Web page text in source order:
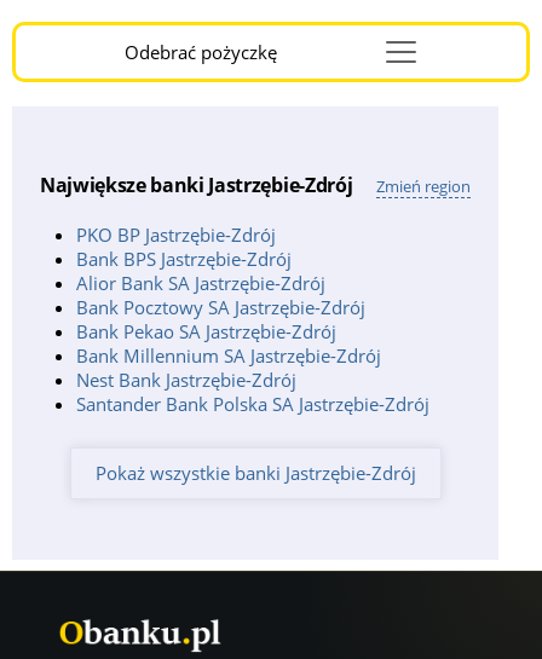
Odebrać pożyczkęMenu
Burger
Największe banki Jastrzębie-Zdrój Zmień region
PKO BP Jastrzębie-Zdrój
Bank BPS Jastrzębie-Zdrój
Alior Bank SA Jastrzębie-Zdrój
Bank Pocztowy SA Jastrzębie-Zdrój
Bank Pekao SA Jastrzębie-Zdrój
Bank Millennium SA Jastrzębie-Zdrój
Nest Bank Jastrzębie-Zdrój
Santander Bank Polska SA Jastrzębie-Zdrój
Pokaż wszystkie banki Jastrzębie-Zdrój